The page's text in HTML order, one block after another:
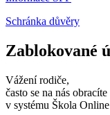
Schránka důvěry
Zablokované
Vážení rodiče,
často se na nás
v systému Škola